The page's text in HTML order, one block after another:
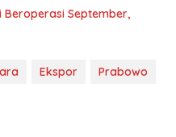
Beroperasi September,
Ekspor
Prabowo